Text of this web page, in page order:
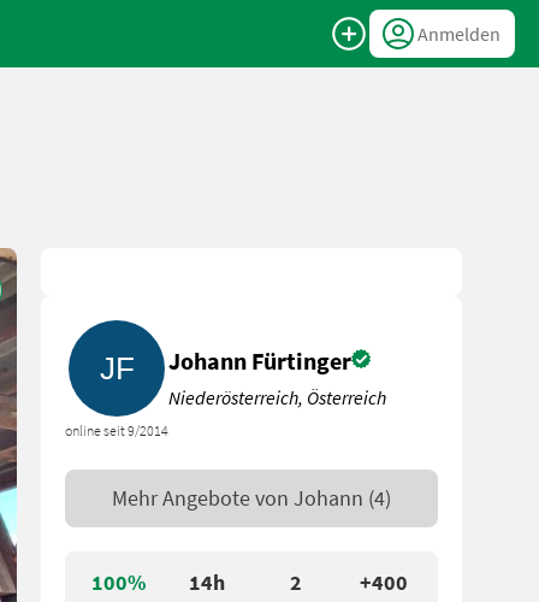
Anmelden
100% 14h 2 +400
online seit 9/2014
Johann Fürtinger
Niederösterreich, Österreich
Mehr Angebote von Johann (4)